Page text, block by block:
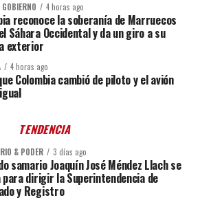
4 horas ago
reconoce la soberanía de Marruecos
Sáhara Occidental y da un giro a su
exterior
4 horas ago
Colombia cambió de piloto y el avión
TENDENCIA
& PODER 3 días ago
samario Joaquín José Méndez Llach se
dirigir la Superintendencia de
y Registro